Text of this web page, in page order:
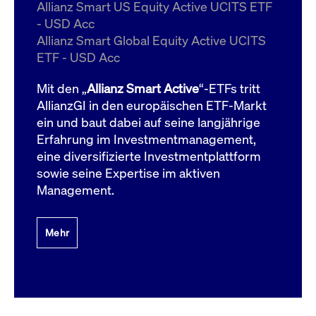
Allianz Smart US Equity Active UCITS ETF
- USD Acc
Allianz Smart Global Equity Active UCITS
ETF - USD Acc
Mit den „Allianz Smart Active“-ETFs tritt
AllianzGI in den europäischen ETF-Markt
ein und baut dabei auf seine langjährige
Erfahrung im Investmentmanagement,
eine diversifizierte Investmentplattform
sowie seine Expertise im aktiven
Management.
Mehr
ApplicationGatewayAffinityCORS
boerse.com
Domain
bis